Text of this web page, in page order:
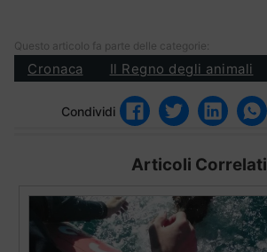
Questo articolo fa parte delle categorie:
Cronaca Il Regno degli animali
Condividi
Articoli Correlati